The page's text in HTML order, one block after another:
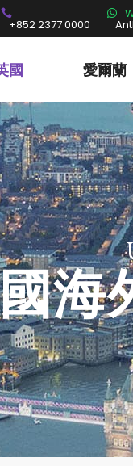
+852 2377 0000
國 愛爾蘭
海